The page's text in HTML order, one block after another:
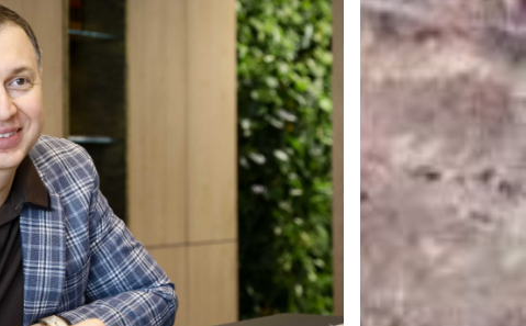
САНКЦІЙНІ НАДРА
CRITICAL MINERALS
НАДРА ІНШИХ